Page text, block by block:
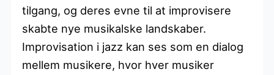
tilgang, og deres evne til at improvisere
skabte nye musikalske landskaber.
Improvisation i jazz kan ses som en dialog
mellem musikere, hvor hver musiker